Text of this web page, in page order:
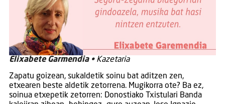
Elixabete Garmendia •Kazetaria
Zapatu goizean, sukaldetik soinu bat aditzen zen,
etxearen beste aldetik zetorrena. Mugikorra ote? Ba ez,
soinua etxepetik zetorren: Donostiako Txistulari Banda